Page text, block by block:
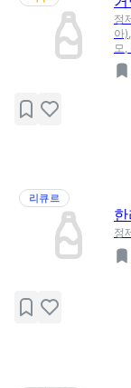
정
아
모
리큐르
정